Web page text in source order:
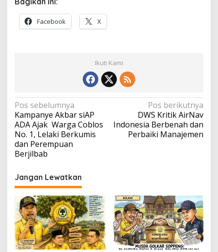
Facebook X
Ikuti Kami
Navigasi
pos
Pos sebelumnya
Kampanye Akbar siAP
ADA Ajak Warga Coblos
No. 1, Lelaki Berkumis
dan Perempuan
Berjilbab
Pos berikutnya
DWS Kritik AirNav
Indonesia Berbenah dan
Perbaiki Manajemen
Jangan Lewatkan